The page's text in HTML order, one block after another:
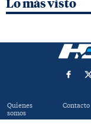
Lo más visto
Quienes
somos
Contacto